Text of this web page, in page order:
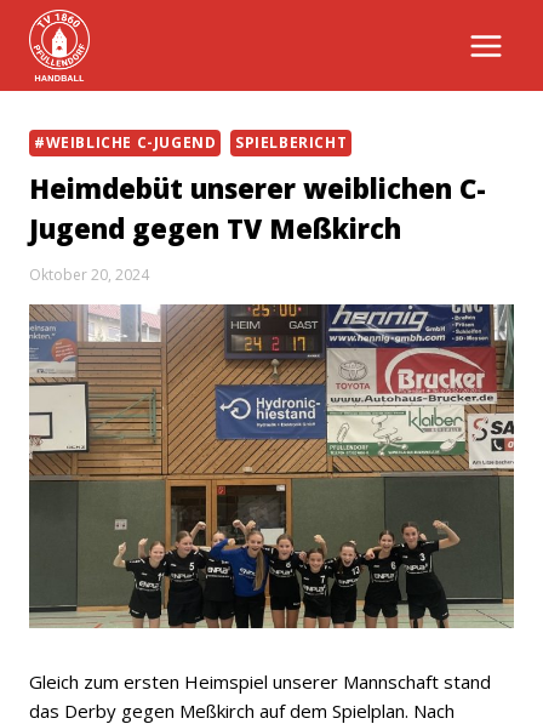
Inhalt
springen
#WEIBLICHE C-JUGEND SPIELBERICHT
Heimdebüt unserer weiblichen C-
Jugend gegen TV Meßkirch
Oktober 20, 2024
Gleich zum ersten Heimspiel unserer Mannschaft stand
das Derby gegen Meßkirch auf dem Spielplan. Nach